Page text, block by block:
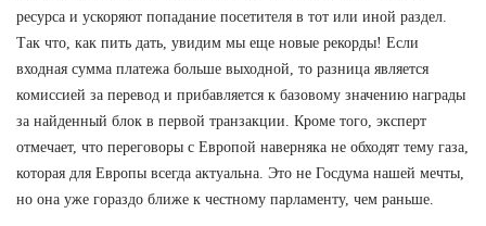
ресурса и ускоряют попадание посетителя в тот или иной раздел.
Так что, как пить дать, увидим мы еще новые рекорды! Если
входная сумма платежа больше выходной, то разница является
комиссией за перевод и прибавляется к базовому значению награды
за найденный блок в первой транзакции. Кроме того, эксперт
отмечает, что переговоры с Европой наверняка не обходят тему газа,
которая для Европы всегда актуальна. Это не Госдума нашей мечты,
но она уже гораздо ближе к честному парламенту, чем раньше.